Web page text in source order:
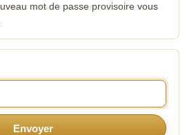
mot de passe provisoire vous
Envoyer